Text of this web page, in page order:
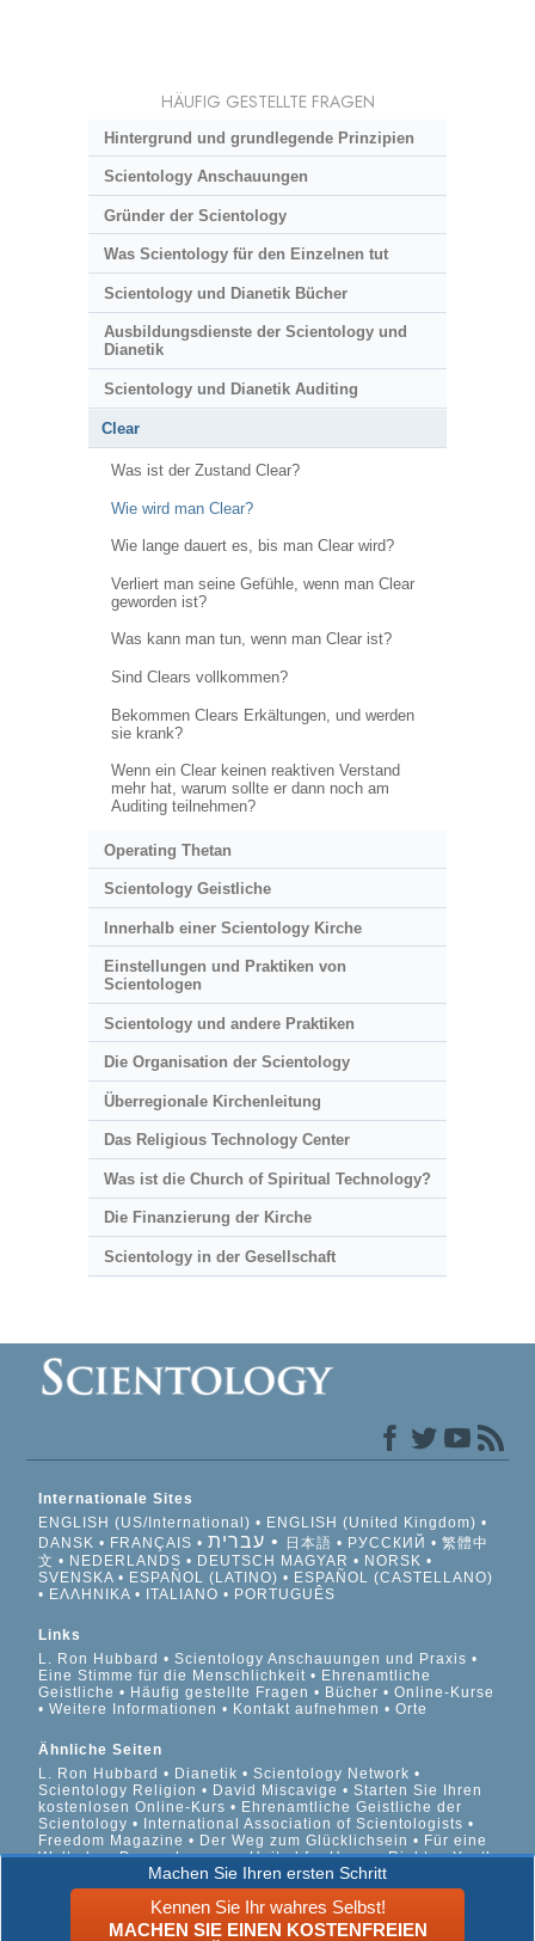
HÄUFIG GESTELLTE FRAGEN
Hintergrund und grundlegende Prinzipien
Scientology Anschauungen
Gründer der Scientology
Was Scientology für den Einzelnen tut
Scientology und Dianetik Bücher
Ausbildungsdienste der Scientology und
Dianetik
Scientology und Dianetik Auditing
Clear
Was ist der Zustand Clear?
Wie wird man Clear?
Wie lange dauert es, bis man Clear wird?
Verliert man seine Gefühle, wenn man Clear
geworden ist?
Was kann man tun, wenn man Clear ist?
Sind Clears vollkommen?
Bekommen Clears Erkältungen, und werden
sie krank?
Wenn ein Clear keinen reaktiven Verstand
mehr hat, warum sollte er dann noch am
Auditing teilnehmen?
Operating Thetan
Scientology Geistliche
Innerhalb einer Scientology Kirche
Einstellungen und Praktiken von
Scientologen
Scientology und andere Praktiken
Die Organisation der Scientology
Überregionale Kirchenleitung
Das Religious Technology Center
Was ist die Church of Spiritual Technology?
Die Finanzierung der Kirche
Scientology in der Gesellschaft
Machen Sie Ihren ersten Schritt
Kennen Sie Ihr wahres Selbst!
MACHEN SIE EINEN KOSTENFREIEN
Internationale Sites
ENGLISH (US/International)
ENGLISH (United Kingdom)
DANSK
FRANÇAIS עברית 日本語 РУССКИЙ
繁體中
文
NEDERLANDS DEUTSCH MAGYAR
NORSK
SVENSKA
ESPAÑOL (LATINO)
ESPAÑOL (CASTELLANO)
ΕΛΛΗΝΙΚA
ITALIANO PORTUGUÊS
Links
L. Ron Hubbard
Scientology Anschauungen und Praxis
Eine Stimme für die Menschlichkeit
Ehrenamtliche
Geistliche
Häufig gestellte Fragen Bücher
Online-Kurse
Weitere Informationen
Kontakt aufnehmen Orte
Ähnliche Seiten
L. Ron Hubbard
Dianetik
Scientology Network
Scientology Religion
David Miscavige
Starten Sie Ihren
kostenlosen Online-Kurs
Ehrenamtliche Geistliche der
Scientology
International Association of Scientologists
Freedom Magazine
Der Weg zum Glücklichsein
Für eine
Welt ohne Drogenkonsum
United for Human Rights
Youth
for Human Rights
Citizens Commission on Human Rights
© 2026 Scientology Kirche International. Alle Rechte